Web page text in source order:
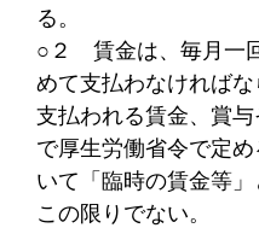
る。
○２ 賃金は、毎月一
めて支払わなければ
支払われる賃金、賞
で厚生労働省令で定
いて「臨時の賃金等」
この限りでない。